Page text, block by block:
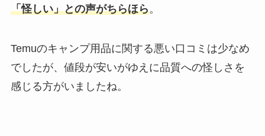
「怪しい」との声がちらほら。
Temuのキャンプ用品に関する悪い口コミは少なめ
でしたが、値段が安いがゆえに品質への怪しさを
感じる方がいましたね。